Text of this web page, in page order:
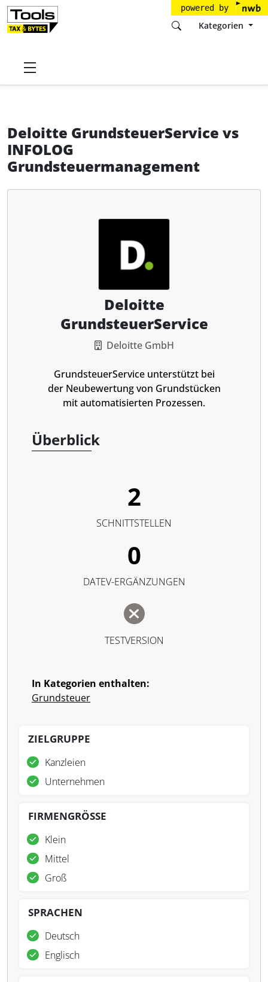
powered by
Kategorien
Startseite
Deloitte GrundsteuerService vs
INFOLOG
Grundsteuermanagement
Deloitte
GrundsteuerService
Deloitte GmbH
GrundsteuerService unterstützt bei
der Neubewertung von Grundstücken
mit automatisierten Prozessen.
Überblick
2
SCHNITTSTELLEN
0
DATEV-ERGÄNZUNGEN
TESTVERSION
In Kategorien enthalten:
Grundsteuer
ZIELGRUPPE
Kanzleien
Unternehmen
FIRMENGRÖSSE
Klein
Mittel
Groß
SPRACHEN
Deutsch
Englisch